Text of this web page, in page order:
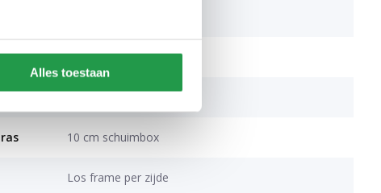
Alles toestaan
21 cm
Elektrisch verstelbaar
10 cm schuimbox
Los frame per zijde